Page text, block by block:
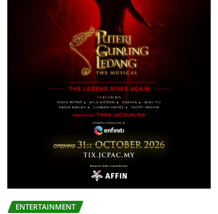
ENTERTAINMENT